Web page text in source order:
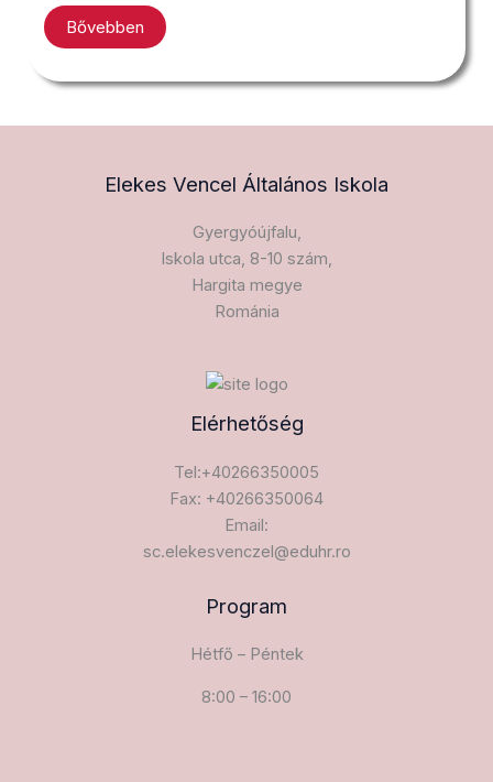
Bővebben
Elekes Vencel Általános Iskola​
Gyergyóújfalu,
Iskola utca, 8-10 szám,
Hargita megye
Románia
Elérhetőség
Tel:+40266350005
Fax: +40266350064
Email:
sc.elekesvenczel@eduhr.ro
Program
Hétfő – Péntek
8:00 – 16:00